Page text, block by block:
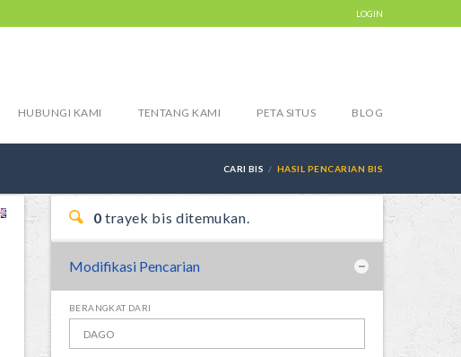
LOGIN
HUBUNGI KAMI TENTANG KAMI PETA SITUS BLOG
CARI BIS HASIL PENCARIAN BIS
0 trayek bis ditemukan.
Modifikasi Pencarian
BERANGKAT DARI